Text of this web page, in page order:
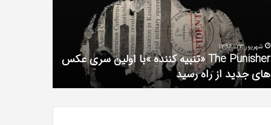
عکس
های
جدید
شهریور 23, 1396
The Punisher «تنبیه کننده »با اولین سری عکس
های جدید از راه رسید